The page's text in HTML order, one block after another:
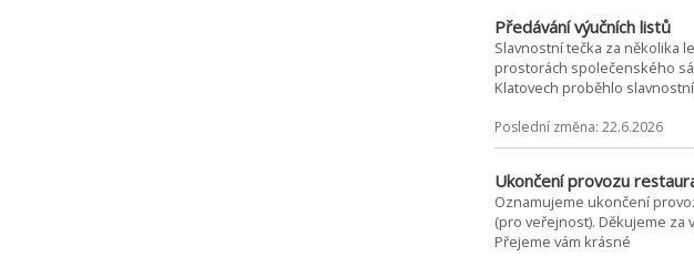
Předávání výučních listů
Slavnostní tečka za několika
prostorách společenského
Klatovech proběhlo
Poslední změna: 22.6.2026
Ukončení provozu
Oznamujeme ukončení
(pro veřejnost). Děkujeme za
Přejeme vám krásné